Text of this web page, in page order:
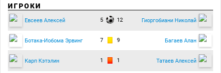
ИГРОКИ
Евсеев Алексей 5 12 Гиоргобиани Николай
Ботака-Иобома Эрвинг 7 9 Багаев Алан
Карп Кэтэлин 1 1 Татаев Алексей